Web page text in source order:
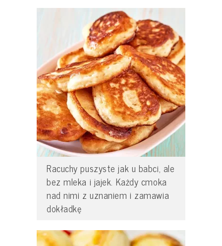
Racuchy puszyste jak u babci, ale
bez mleka i jajek. Każdy cmoka
nad nimi z uznaniem i zamawia
dokładkę